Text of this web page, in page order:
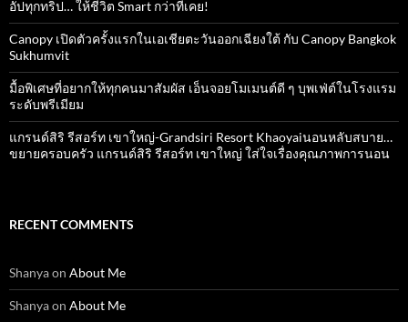
อัปทุกทริป… ให้ชีวิต Smart กว่าที่เคย!
Canopy เปิดตัวครั้งแรกในเอเชียตะวันออกเฉียงใต้ กับ Canopy Bangkok
Sukhumvit
มื้อพิเศษที่อยากให้ทุกคนมาสัมผัส เอ็นจอยโมเมนต์ดี ๆ บุพเฟ่ต์ในโรงแรม
ระดับพรีเมียม
แกรนด์สิริ​ รีสอร์ท​ เขาใหญ่​-Grandsiri​ Resort​ Khaoyaiนอนหลับสบาย…
ขยายครอบครัว แกรนด์สิริ รีสอร์ท เขาใหญ่ ใส่ใจเรื่องคุณภาพการนอน
RECENT COMMENTS
Shanyaon About Me
Shanyaon About Me